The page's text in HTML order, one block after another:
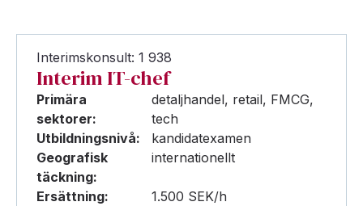
Interimskonsult: 1 938
Interim IT-chef
Primära
sektorer:
detaljhandel, retail, FMCG,
tech
Utbildningsnivå:
kandidatexamen
Geografisk
täckning:
internationellt
Ersättning:
1.500 SEK/h